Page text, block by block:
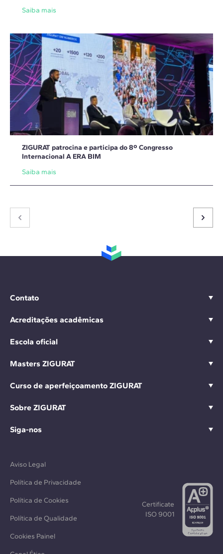
Saiba mais
ZIGURAT patrocina e participa do 8º Congresso
Internacional A ERA BIM
Saiba mais
Contato
Acreditações acadêmicas
Escola oficial
Masters ZIGURAT
Curso de aperfeiçoamento ZIGURAT
Sobre ZIGURAT
Siga-nos
Aviso Legal
Política de Privacidade
Política de Cookies
Política de Qualidade
Cookies Painel
Certificate
ISO 9001